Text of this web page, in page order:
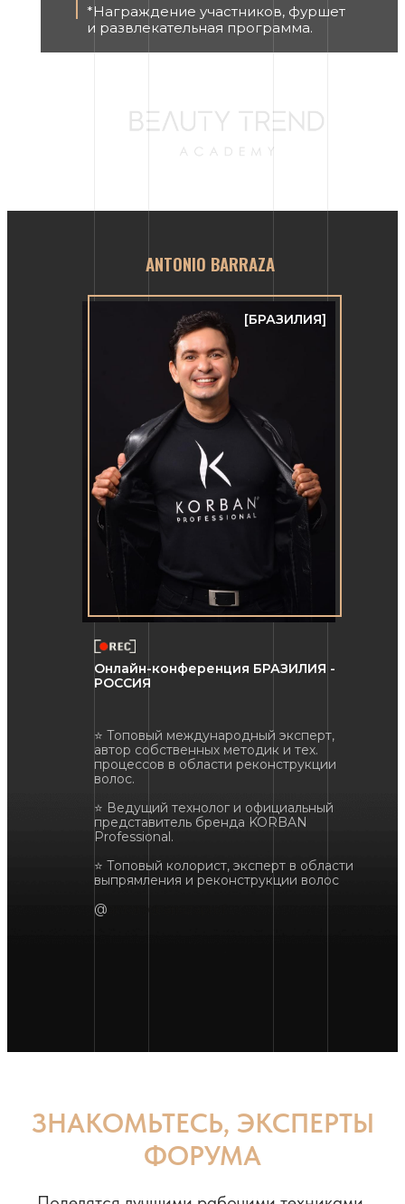
*Награждение участников, фуршет
и развлекательная программа.
ANTONIO BARRAZA
Онлайн-конференция БРАЗИЛИЯ -
РОССИЯ
⭐ Топовый международный эксперт,
автор собственных методик и тех.
процессов в области реконструкции
волос.
⭐ Ведущий технолог и официальный
представитель бренда KORBAN
Professional.
⭐ Топовый колорист, эксперт в области
выпрямления и реконструкции волос
@ antoniobarrazaprof
[БРАЗИЛИЯ]
ЗНАКОМЬТЕСЬ, ЭКСПЕРТЫ
ФОРУМА